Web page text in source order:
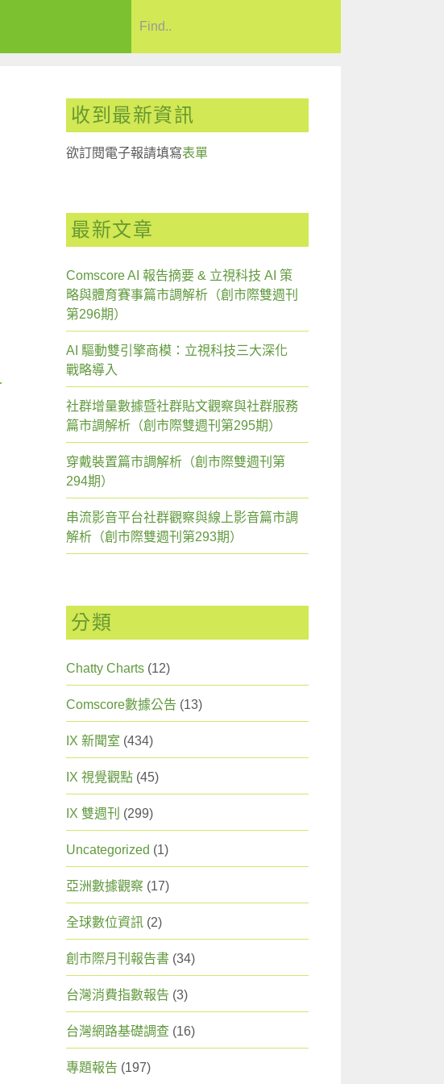
收到最新資訊
欲訂閱電子報請填寫表單
最新文章
Comscore AI 報告摘要 & 立視科技 AI 策
略與體育賽事篇市調解析（創市際雙週刊
第296期）
AI 驅動雙引擎商模：立視科技三大深化
戰略導入
社群增量數據暨社群貼文觀察與社群服務
篇市調解析（創市際雙週刊第295期）
穿戴裝置篇市調解析（創市際雙週刊第
294期）
串流影音平台社群觀察與線上影音篇市調
解析（創市際雙週刊第293期）
分類
Chatty Charts (12)
Comscore數據公告 (13)
IX 新聞室 (434)
IX 視覺觀點 (45)
IX 雙週刊 (299)
Uncategorized (1)
亞洲數據觀察 (17)
全球數位資訊 (2)
創市際月刊報告書 (34)
台灣消費指數報告 (3)
台灣網路基礎調查 (16)
專題報告 (197)